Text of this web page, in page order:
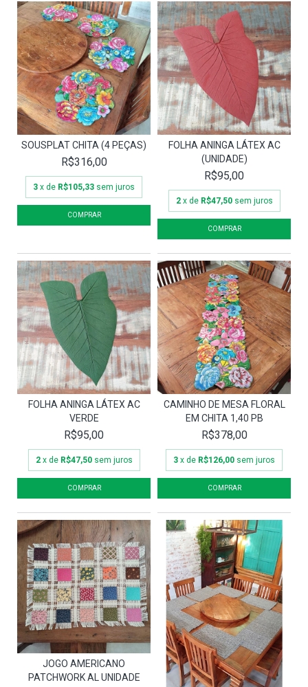
SOUSPLAT CHITA (4 PEÇAS)
R$316,00
3 x de R$105,33 sem juros
FOLHA ANINGA LÁTEX AC
(UNIDADE)
R$95,00
2 x de R$47,50 sem juros
FOLHA ANINGA LÁTEX AC
VERDE
R$95,00
2 x de R$47,50 sem juros
CAMINHO DE MESA FLORAL
EM CHITA 1,40 PB
R$378,00
3 x de R$126,00 sem juros
JOGO AMERICANO
PATCHWORK AL UNIDADE